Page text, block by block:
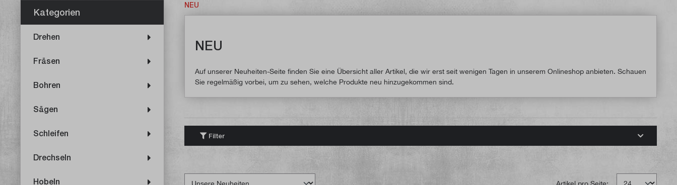
Kategorien
Drehen
Fräsen
Bohren
Sägen
Schleifen
Drechseln
Hobeln
NEU
NEU
Auf unserer Neuheiten-Seite finden Sie eine Übersicht aller Artikel, die wir erst seit wenigen Tagen in unserem Onlineshop anbieten. Schauen
Sie regelmäßig vorbei, um zu sehen, welche Produkte neu hinzugekommen sind.
Filter